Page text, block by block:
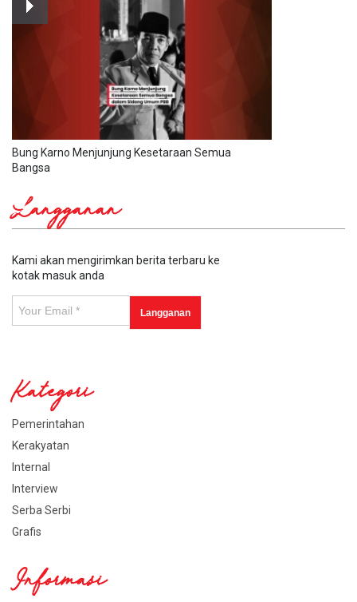
Bung Karno Menjunjung Kesetaraan Semua
Bangsa
Langganan
Kami akan mengirimkan berita terbaru ke
kotak masuk anda
Kategori
Pemerintahan
Kerakyatan
Internal
Interview
Serba Serbi
Grafis
Informasi